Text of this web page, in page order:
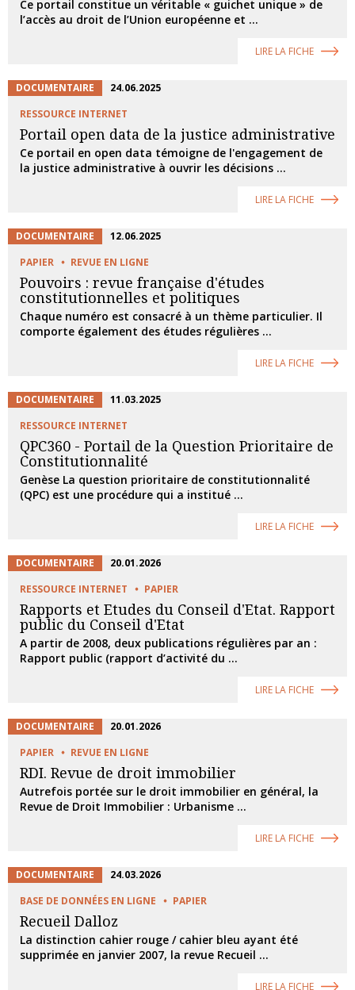
Ce portail constitue un véritable « guichet unique » de
l’accès au droit de l’Union européenne et ...
LIRE LA FICHE
DOCUMENTAIRE
24.06.2025
RESSOURCE INTERNET
Portail open data de la justice administrative
Ce portail en open data témoigne de l'engagement de
la justice administrative à ouvrir les décisions ...
LIRE LA FICHE
DOCUMENTAIRE
12.06.2025
PAPIER
REVUE EN LIGNE
Pouvoirs : revue française d'études
constitutionnelles et politiques
Chaque numéro est consacré à un thème particulier. Il
comporte également des études régulières ...
LIRE LA FICHE
DOCUMENTAIRE
11.03.2025
RESSOURCE INTERNET
QPC360 - Portail de la Question Prioritaire de
Constitutionnalité
Genèse La question prioritaire de constitutionnalité
(QPC) est une procédure qui a institué ...
LIRE LA FICHE
DOCUMENTAIRE
20.01.2026
RESSOURCE INTERNET
PAPIER
Rapports et Etudes du Conseil d'Etat. Rapport
public du Conseil d'Etat
A partir de 2008, deux publications régulières par an :
Rapport public (rapport d’activité du ...
LIRE LA FICHE
DOCUMENTAIRE
20.01.2026
PAPIER
REVUE EN LIGNE
RDI. Revue de droit immobilier
Autrefois portée sur le droit immobilier en général, la
Revue de Droit Immobilier : Urbanisme ...
LIRE LA FICHE
DOCUMENTAIRE
24.03.2026
BASE DE DONNÉES EN LIGNE
PAPIER
Recueil Dalloz
La distinction cahier rouge / cahier bleu ayant été
supprimée en janvier 2007, la revue Recueil ...
LIRE LA FICHE